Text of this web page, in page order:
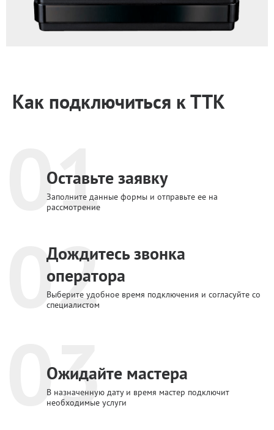
Как подключиться к ТТК
Оставьте заявку
Заполните данные формы и отправьте ее на
рассмотрение
01
Дождитесь звонка
оператора
Выберите удобное время подключения и согласуйте со
специалистом
02
Ожидайте мастера
В назначенную дату и время мастер подключит
необходимые услуги
03